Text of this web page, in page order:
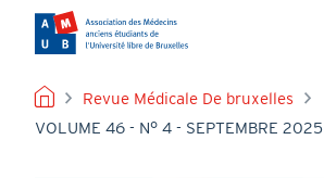
contenu
principal
FIL
D'ARIANE
Revue Médicale De bruxelles
VOLUME 46 - N° 4 - SEPTEMBRE 2025